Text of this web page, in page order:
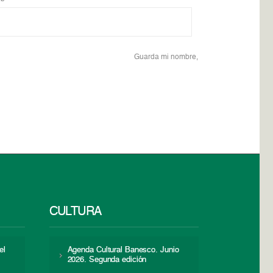
Guarda mi nombre,
CULTURA
Agenda Cultural Banesco. Junio
2026. Segunda edición